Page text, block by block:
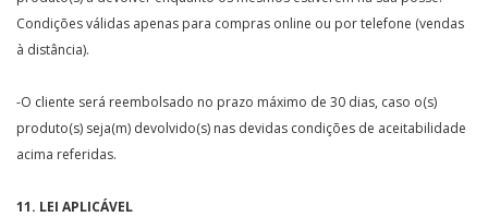
Condições válidas apenas para compras online ou por telefone (vendas
à distância).
-O cliente será reembolsado no prazo máximo de 30 dias, caso o(s)
produto(s) seja(m) devolvido(s) nas devidas condições de aceitabilidade
acima referidas.
11. LEI APLICÁVEL